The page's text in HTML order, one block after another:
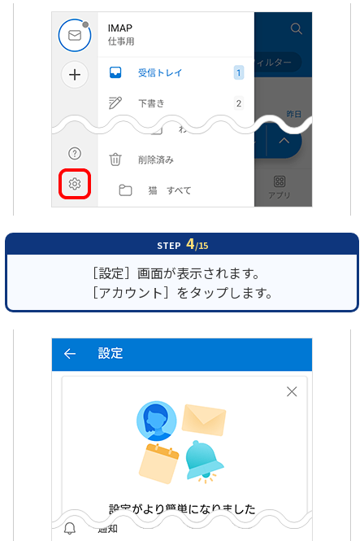
STEP 4/15
［設定］画面が表示されます。
［アカウント］をタップします。